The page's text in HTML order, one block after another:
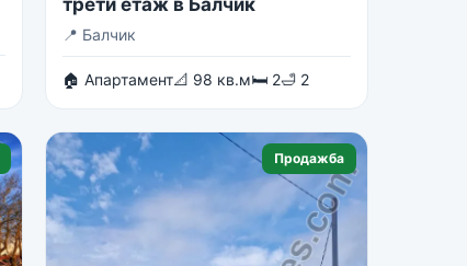
📍 Балчик
🏠 Апартамент📐 98 кв.м🛏 2🛁 2
Продажба